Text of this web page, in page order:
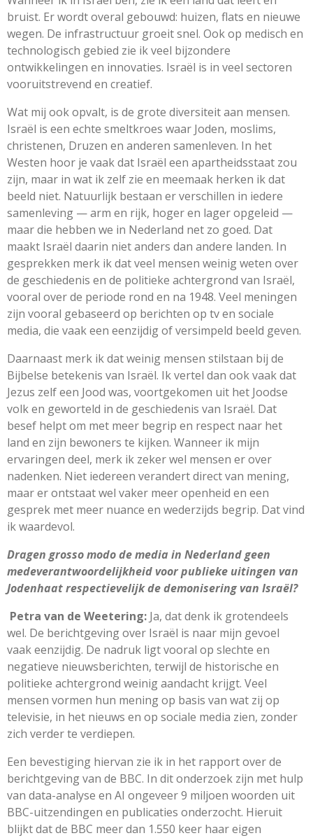
bruist. Er wordt overal gebouwd: huizen, flats en nieuwe
wegen. De infrastructuur groeit snel. Ook op medisch en
technologisch gebied zie ik veel bijzondere
ontwikkelingen en innovaties. Israël is in veel sectoren
vooruitstrevend en creatief.
Wat mij ook opvalt, is de grote diversiteit aan mensen.
Israël is een echte smeltkroes waar Joden, moslims,
christenen, Druzen en anderen samenleven. In het
Westen hoor je vaak dat Israël een apartheidsstaat zou
zijn, maar in wat ik zelf zie en meemaak herken ik dat
beeld niet. Natuurlijk bestaan er verschillen in iedere
samenleving — arm en rijk, hoger en lager opgeleid —
maar die hebben we in Nederland net zo goed. Dat
maakt Israël daarin niet anders dan andere landen. In
gesprekken merk ik dat veel mensen weinig weten over
de geschiedenis en de politieke achtergrond van Israël,
vooral over de periode rond en na 1948. Veel meningen
zijn vooral gebaseerd op berichten op tv en sociale
media, die vaak een eenzijdig of versimpeld beeld geven.
Daarnaast merk ik dat weinig mensen stilstaan bij de
Bijbelse betekenis van Israël. Ik vertel dan ook vaak dat
Jezus zelf een Jood was, voortgekomen uit het Joodse
volk en geworteld in de geschiedenis van Israël. Dat
besef helpt om met meer begrip en respect naar het
land en zijn bewoners te kijken. Wanneer ik mijn
ervaringen deel, merk ik zeker wel mensen er over
nadenken. Niet iedereen verandert direct van mening,
maar er ontstaat wel vaker meer openheid en een
gesprek met meer nuance en wederzijds begrip. Dat vind
ik waardevol.
Dragen grosso modo de media in Nederland geen
medeverantwoordelijkheid voor publieke uitingen van
Jodenhaat respectievelijk de demonisering van Israël?
Petra van de Weetering: Ja, dat denk ik grotendeels
wel. De berichtgeving over Israël is naar mijn gevoel
vaak eenzijdig. De nadruk ligt vooral op slechte en
negatieve nieuwsberichten, terwijl de historische en
politieke achtergrond weinig aandacht krijgt. Veel
mensen vormen hun mening op basis van wat zij op
televisie, in het nieuws en op sociale media zien, zonder
zich verder te verdiepen.
Een bevestiging hiervan zie ik in het rapport over de
berichtgeving van de BBC. In dit onderzoek zijn met hulp
van data-analyse en AI ongeveer 9 miljoen woorden uit
BBC-uitzendingen en publicaties onderzocht. Hieruit
blijkt dat de BBC meer dan 1.550 keer haar eigen